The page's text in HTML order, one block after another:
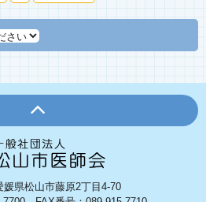
媛県松山市藤原2丁目4-70